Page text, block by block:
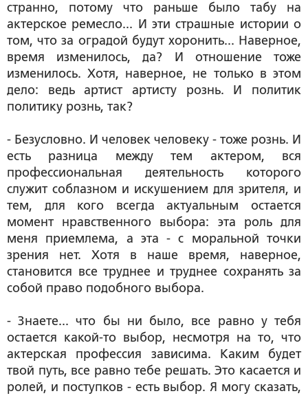
странно, потому что раньше было табу на
актерское ремесло... И эти страшные истории о
том, что за оградой будут хоронить... Наверное,
время изменилось, да? И отношение тоже
изменилось. Хотя, наверное, не только в этом
дело: ведь артист артисту рознь. И политик
политику рознь, так?
- Безусловно. И человек человеку - тоже рознь. И
есть разница между тем актером, вся
профессиональная деятельность которого
служит соблазном и искушением для зрителя, и
тем, для кого всегда актуальным остается
момент нравственного выбора: эта роль для
меня приемлема, а эта - с моральной точки
зрения нет. Хотя в наше время, наверное,
становится все труднее и труднее сохранять за
собой право подобного выбора.
- Знаете... что бы ни было, все равно у тебя
остается какой-то выбор, несмотря на то, что
актерская профессия зависима. Каким будет
твой путь, все равно тебе решать. Это касается и
ролей, и поступков - есть выбор. Я могу сказать,